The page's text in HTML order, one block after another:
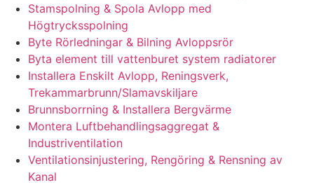
Stamspolning & Spola Avlopp med
Högtrycksspolning
Byte Rörledningar & Bilning Avloppsrör
Byta element till vattenburet system radiatorer
Installera Enskilt Avlopp, Reningsverk,
Trekammarbrunn/Slamavskiljare
Brunnsborrning & Installera Bergvärme
Montera Luftbehandlingsaggregat &
Industriventilation
Ventilationsinjustering, Rengöring & Rensning av
Kanal